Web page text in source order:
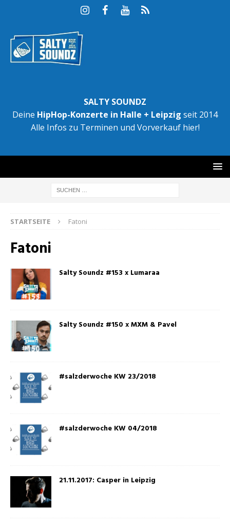
SALTY SOUNDZ
Deine HipHop-Konzerte in Halle + Leipzig seit 2014
Alle Infos zu Terminen und Vorverkauf hier!
STARTSEITE Fatoni
Fatoni
Salty Soundz #153 x Lumaraa
Salty Soundz #150 x MXM & Pavel
#salzderwoche KW 23/2018
#salzderwoche KW 04/2018
21.11.2017: Casper in Leipzig